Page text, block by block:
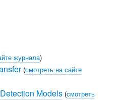
журнала)
(смотреть на сайте
Models (смотреть